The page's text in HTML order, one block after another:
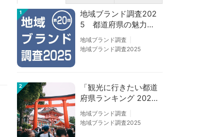
1
地域ブランド調査202
5 都道府県の魅力度
等調査結果
地域ブランド調査
地域ブランド調査2025
2
「観光に行きたい都道
府県ランキング 202
6」京都は低下、神奈
川上昇
地域ブランド調査
地域ブランド調査2025